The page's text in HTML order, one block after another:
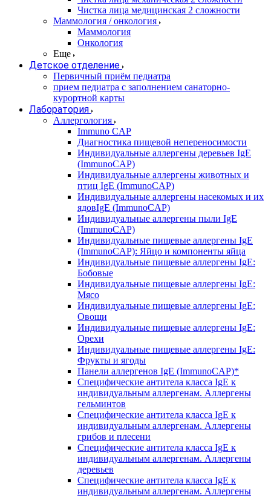
Чистка лица медицинская 2 сложности
Маммология / онкология
Маммология
Онкология
Еще
Детское отделение
Первичный приём педиатра
прием педиатра с заполнением санаторно-
курортной карты
Лаборатория
Аллергология
Immuno CAP
Диагностика пищевой непереносимости
Индивидуальные аллергены деревьев IgE
(ImmunoCAP)
Индивидуальные аллергены животных и
птиц IgE (ImmunoCAP)
Индивидуальные аллергены насекомых и их
ядовIgE (ImmunoCAP)
Индивидуальные аллергены пыли IgE
(ImmunoCAP)
Индивидуальные пищевые аллергены IgE
(ImmunoCAP): Яйцо и компоненты яйца
Индивидуальные пищевые аллергены IgE:
Бобовые
Индивидуальные пищевые аллергены IgE:
Мясо
Индивидуальные пищевые аллергены IgE:
Овощи
Индивидуальные пищевые аллергены IgE:
Орехи
Индивидуальные пищевые аллергены IgE:
Фрукты и ягоды
Панели аллергенов IgE (ImmunoCAP)*
Специфические антитела класса IgE к
индивидуальным аллергенам. Аллергены
гельминтов
Специфические антитела класса IgE к
индивидуальным аллергенам. Аллергены
грибов и плесени
Специфические антитела класса IgE к
индивидуальным аллергенам. Аллергены
деревьев
Специфические антитела класса IgE к
индивидуальным аллергенам. Аллергены